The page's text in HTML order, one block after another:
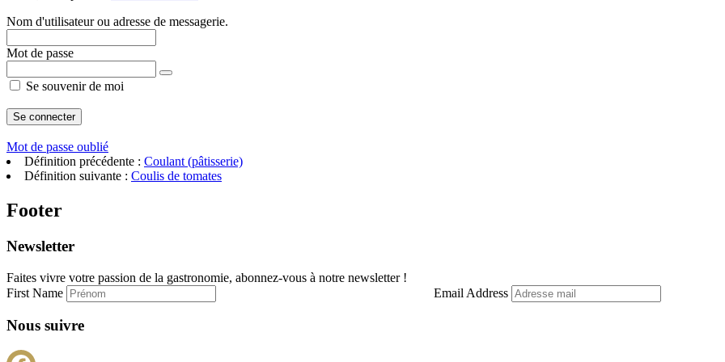
Nom d'utilisateur ou adresse de messagerie.
Mot de passe
Se souvenir de moi
Mot de passe oublié
Définition précédente : Coulant (pâtisserie)
Définition suivante : Coulis de tomates
Footer
Newsletter
Faites vivre votre passion de la gastronomie, abonnez-vous à notre newsletter !
First Name
Email Address
Nous suivre